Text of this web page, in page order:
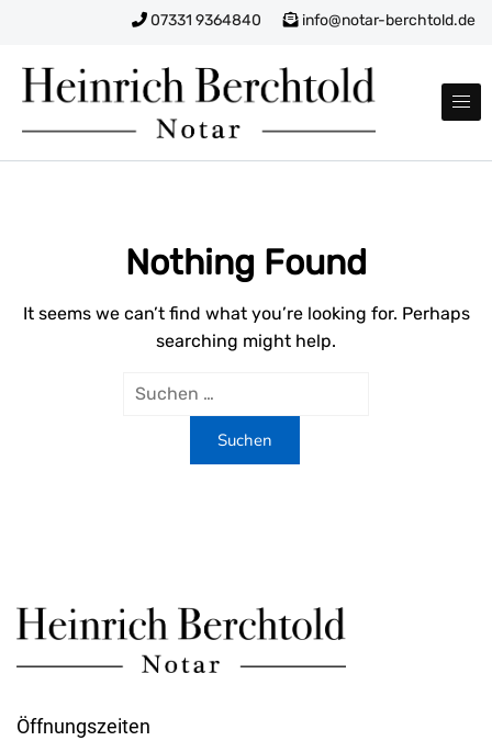
07331 9364840 info@notar-berchtold.de
Heinrich Berchtold
Nothing Found
It seems we can’t find what you’re looking for. Perhaps
searching might help.
Öffnungszeiten